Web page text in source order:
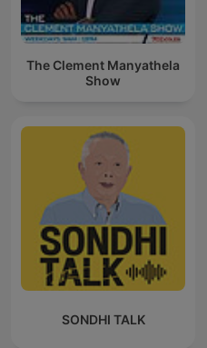
The Clement Manyathela
Show
SONDHI TALK